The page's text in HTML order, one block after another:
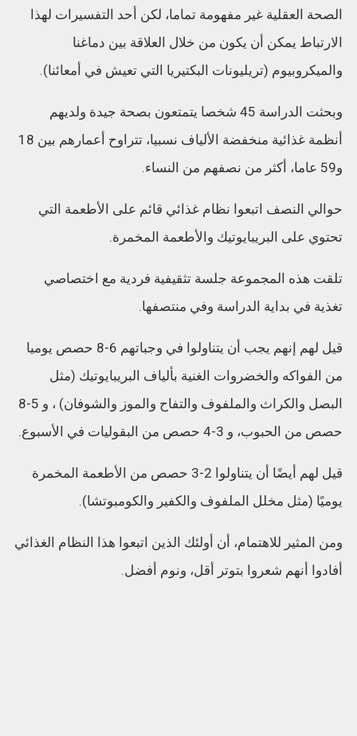
الصحة العقلية غير مفهومة تماما، لكن أحد التفسيرات لهذا
الارتباط يمكن أن يكون من خلال العلاقة بين دماغنا
والميكروبيوم (تريليونات البكتيريا التي تعيش في أمعائنا).
وبحثت الدراسة 45 شخصا يتمتعون بصحة جيدة ولديهم
أنظمة غذائية منخفضة الألياف نسبيا، تتراوح أعمارهم بين 18
و59 عاما، أكثر من نصفهم من النساء.
حوالي النصف اتبعوا نظام غذائي قائم على الأطعمة التي
تحتوي على البريبايوتيك والأطعمة المخمرة.
تلقت هذه المجموعة جلسة تثقيفية فردية مع اختصاصي
تغذية في بداية الدراسة وفي منتصفها.
قيل لهم إنهم يجب أن يتناولوا في وجباتهم 6-8 حصص يوميا
من الفواكه والخضروات الغنية بألياف البريبايوتيك (مثل
البصل والكراث والملفوف والتفاح والموز والشوفان) ، و 5-8
حصص من الحبوب، و 3-4 حصص من البقوليات في الأسبوع.
قيل لهم أيضًا أن يتناولوا 2-3 حصص من الأطعمة المخمرة
يوميًا (مثل مخلل الملفوف والكفير والكومبوتشا).
ومن المثير للاهتمام، أن أولئك الذين اتبعوا هذا النظام الغذائي
أفادوا أنهم شعروا بتوتر أقل، ونوم أفضل.